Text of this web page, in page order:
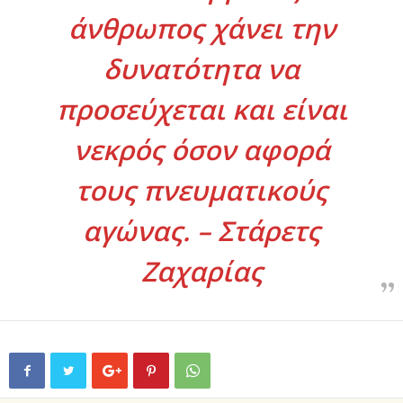
άνθρωπος χάνει την
δυνατότητα να
προσεύχεται και είναι
νεκρός όσον αφορά
τους πνευματικούς
αγώνας. – Στάρετς
Ζαχαρίας